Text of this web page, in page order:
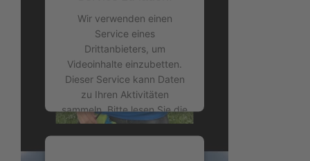
Akzeptieren
powered by
Consent Management
Wir verwenden einen
Service eines
Drittanbieters, um
Videoinhalte einzubetten.
Dieser Service kann Daten
zu Ihren Aktivitäten
sammeln. Bitte lesen Sie die
Details durch und stimmen
Sie der Nutzung des